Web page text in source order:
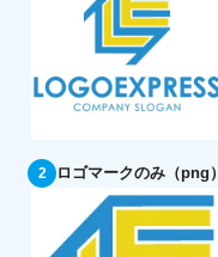
2 ロゴマークのみ（png）